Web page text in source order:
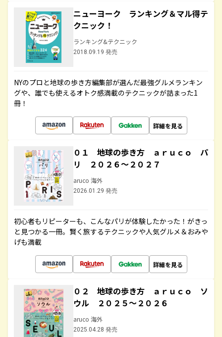
ニューヨーク ランキング＆マル得テ
クニック！
ランキング&テクニック
2018.09.19 発売
NYのプロと地球の歩き方編集部が選んだ最強グルメランキン
グや、誰でも使えるオトク感満載のテクニックが詰まった1
冊！
詳細を見る
０１ 地球の歩き方 ａｒｕｃｏ パ
リ ２０２６～２０２７
aruco 海外
2026.01.29 発売
初心者もリピーターも、こんなパリが体験したかった！がきっ
と見つかる一冊。賢く旅するテクニックや人気グルメ＆おみや
げも満載
詳細を見る
０２ 地球の歩き方 ａｒｕｃｏ ソ
ウル ２０２５～２０２６
aruco 海外
2025.04.28 発売